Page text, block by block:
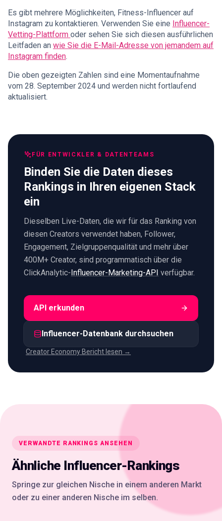
Es gibt mehrere Möglichkeiten, Fitness-Influencer auf
Instagram zu kontaktieren. Verwenden Sie eine Influencer-
Vetting-Plattform oder sehen Sie sich diesen ausführlichen
Leitfaden an wie Sie die E-Mail-Adresse von jemandem auf
Instagram finden.
Die oben gezeigten Zahlen sind eine Momentaufnahme
vom 28. September 2024 und werden nicht fortlaufend
aktualisiert.
FÜR ENTWICKLER & DATENTEAMS
Binden Sie die Daten dieses
Rankings in Ihren eigenen Stack
ein
Dieselben Live-Daten, die wir für das Ranking von
diesen Creators verwendet haben, Follower,
Engagement, Zielgruppenqualität und mehr über
400M+ Creator, sind programmatisch über die
ClickAnalytic-Influencer-Marketing-API verfügbar.
API erkunden
Influencer-Datenbank durchsuchen
Creator Economy Bericht lesen →
VERWANDTE RANKINGS ANSEHEN
Ähnliche Influencer-Rankings
Springe zur gleichen Nische in einem anderen Markt
oder zu einer anderen Nische im selben.